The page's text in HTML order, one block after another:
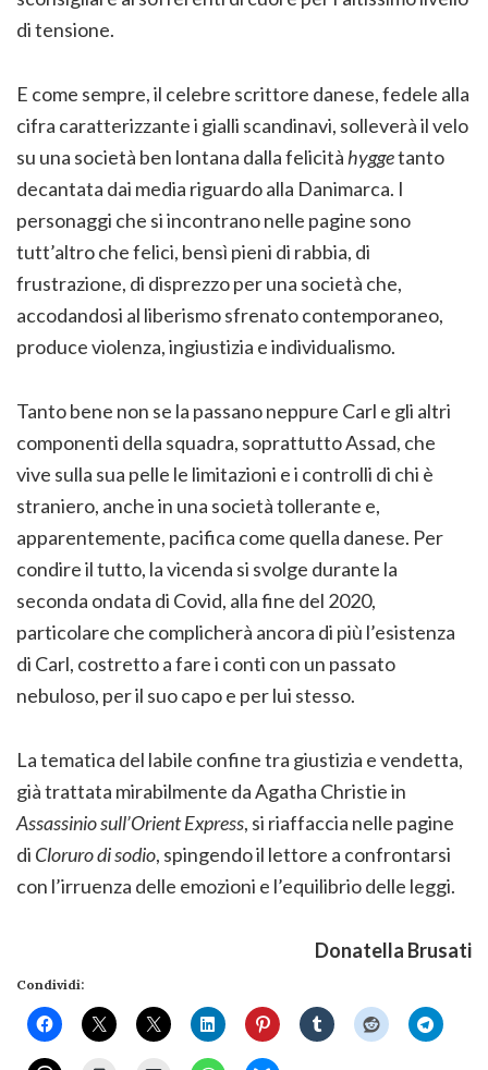
di tensione.
E come sempre, il celebre scrittore danese, fedele alla
cifra caratterizzante i gialli scandinavi, solleverà il velo
su una società ben lontana dalla felicitàhyggetanto
decantata dai media riguardo alla Danimarca. I
personaggi che si incontrano nelle pagine sono
tutt’altro che felici, bensì pieni di rabbia, di
frustrazione, di disprezzo per una società che,
accodandosi al liberismo sfrenato contemporaneo,
produce violenza, ingiustizia e individualismo.
Tanto bene non se la passano neppure Carl e gli altri
componenti della squadra, soprattutto Assad, che
vive sulla sua pelle le limitazioni e i controlli di chi è
straniero, anche in una società tollerante e,
apparentemente, pacifica come quella danese. Per
condire il tutto, la vicenda si svolge durante la
seconda ondata di Covid, alla fine del 2020,
particolare che complicherà ancora di più l’esistenza
di Carl, costretto a fare i conti con un passato
nebuloso, per il suo capo e per lui stesso.
La tematica del labile confine tra giustizia e vendetta,
già trattata mirabilmente da Agatha Christie in
Assassinio sull’Orient Express, si riaffaccia nelle pagine
di Cloruro di sodio, spingendo il lettore a confrontarsi
con l’irruenza delle emozioni e l’equilibrio delle leggi.
Donatella Brusati
Condividi: